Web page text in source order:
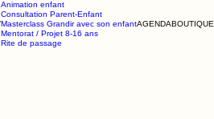
Animation enfant
Consultation Parent-Enfant
Masterclass Grandir avec son enfant
Mentorat / Projet 8-16 ans
Rite de passage
AGENDABOUTIQUE